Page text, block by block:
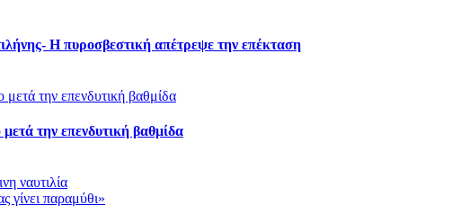
Η πυροσβεστική απέτρεψε την επέκταση
την επενδυτική βαθμίδα
ναυτιλία
γίνει παραμύθι»